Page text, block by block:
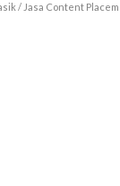
/ Jasa Content